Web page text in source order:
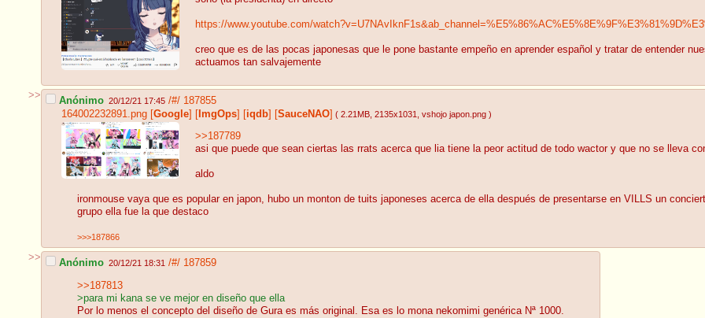
https://www.youtube.com/
creo que es de las pocas japonesas que le pone bastante empeño en aprender español y tratar de entender
actuamos tan salvajemente
>> Anónimo 20/12/21 17:45 /#/ 187855
164002232891.png [Google] [ ImgOps] [iqdb] [SauceNAO] ( 2.21MB , 2135x1031 , vshojo japon.png )
>>187789
asi que puede que sean ciertas las rrats acerca que lia tiene la peor actitud de todo wactor y que no se lleva
aldo
ironmouse vaya que es popular en japon, hubo un monton de tuits japoneses acerca de ella después de presentarse en VILLS un
grupo ella fue la que destaco
>>>187866
>> Anónimo 20/12/21 18:31 /#/ 187859
>>187813
>para mi kana se ve mejor en diseño que ella
Por lo menos el concepto del diseño de Gura es más original. Esa es lo mona nekomimi genérica Nª 1000.